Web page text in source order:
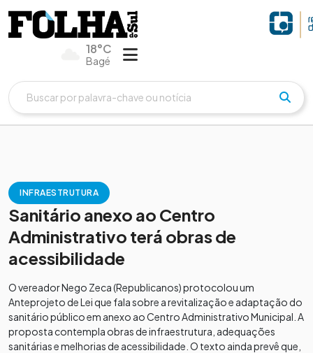
18°C
Bagé
INFRAESTRUTURA
Sanitário anexo ao Centro
Administrativo terá obras de
acessibilidade
O vereador Nego Zeca (Republicanos) protocolou um
Anteprojeto de Lei que fala sobre a revitalização e adaptação do
sanitário público em anexo ao Centro Administrativo Municipal. A
proposta contempla obras de infraestrutura, adequações
sanitárias e melhorias de acessibilidade. O texto ainda prevê que,